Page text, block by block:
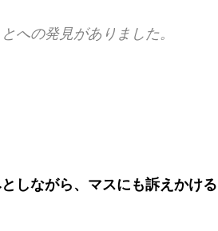
への発見がありました。
しながら、マスにも訴えかける